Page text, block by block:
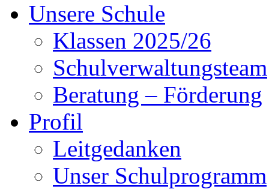
Unsere Schule
Klassen 2025/26
Schulverwaltungsteam
Beratung – Förderung
Profil
Leitgedanken
Unser Schulprogramm